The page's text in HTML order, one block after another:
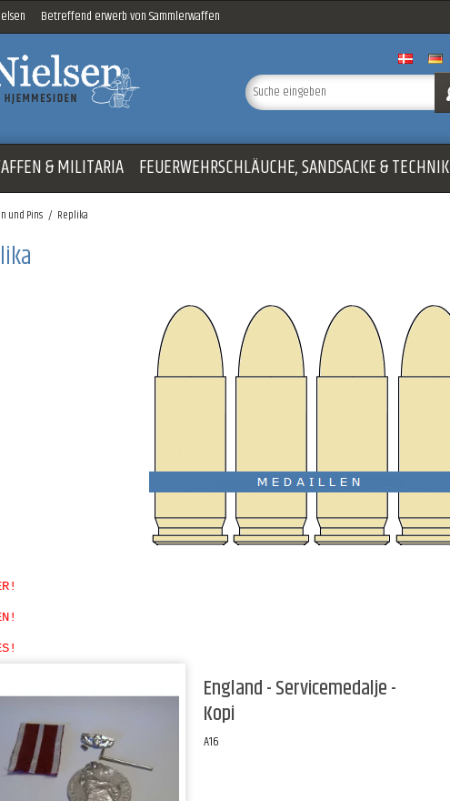
Betreffend erwerb von Sammlerwaffen
& MILITARIA FEUERWEHRSCHLÄUCHE, SANDSACKE & TECHNIK
und Pins / Replika
England - Servicemedalje -
Kopi
A16